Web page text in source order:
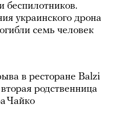
беспилотников.
украинского дрона
семь человек
в ресторане Balzi
родственница
Чайко